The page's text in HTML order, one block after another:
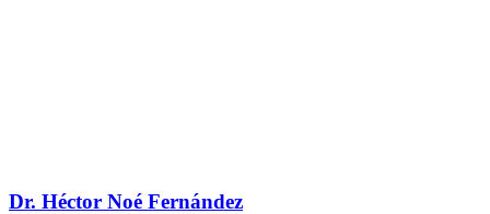
Dr. Héctor Noé Fernández